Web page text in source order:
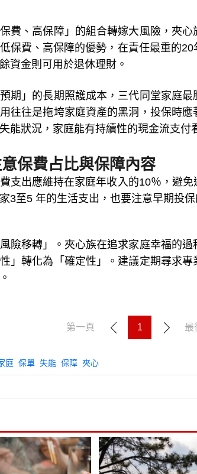
費、高保障」的組合轉嫁大風險，夾
保費、高保障的優勢，在責任最重的
資金則可用於退休理財。
期」的長期照護成本，三代同堂家庭
往往是拖垮家庭資產的黑洞，投保時
能狀況，家庭能有持續性的現金流支付
保費占比與保障內容
支出應維持在家庭年收入的10％，避
3至5 年的生活支出，也要注意早期投
險移轉」。夾心族在追求家庭幸福的
」轉化為「確定性」。建議定期尋求
第一頁 1 最
庭 保單 失能 保障 夾心